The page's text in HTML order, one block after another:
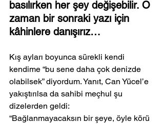
basılırken her şey değişebilir. O
zaman bir sonraki yazı için
kâhinlere danışırız…
Kış ayları boyunca sürekli kendi
kendime “bu sene daha çok denizde
olabilsek” diyordum. Yanıt, Can Yücel’e
yakıştırılsa da sahibi meçhul şu
dizelerden geldi:
“Bağlanmayacaksın bir şeye, öyle körü